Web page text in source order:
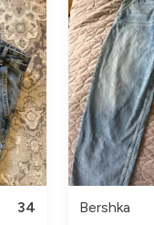
34
Bershka